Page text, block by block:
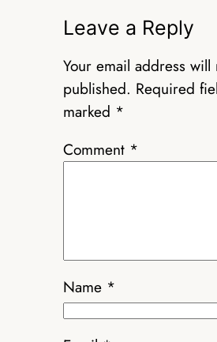
Leave a Reply
Your email address will
published. Required
marked *
Comment *
Name *